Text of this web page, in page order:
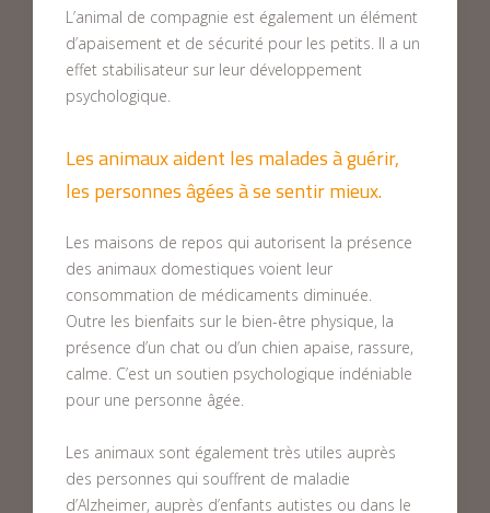
L’animal de compagnie est également un élément
d’apaisement et de sécurité pour les petits. Il a un
effet stabilisateur sur leur développement
psychologique.
Les animaux aident les malades à guérir,
les personnes âgées à se sentir mieux.
Les maisons de repos qui autorisent la présence
des animaux domestiques voient leur
consommation de médicaments diminuée.
Outre les bienfaits sur le bien-être physique, la
présence d’un chat ou d’un chien apaise, rassure,
calme. C’est un soutien psychologique indéniable
pour une personne âgée.
Les animaux sont également très utiles auprès
des personnes qui souffrent de maladie
d’Alzheimer, auprès d’enfants autistes ou dans le